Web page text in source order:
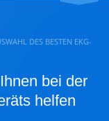
DES BESTEN EKG-
bei der
helfen